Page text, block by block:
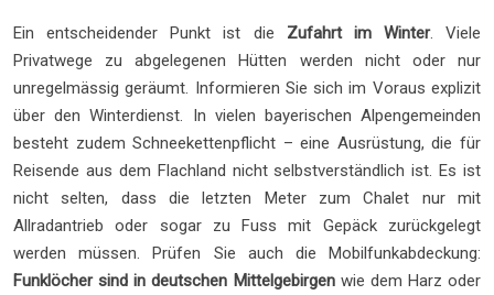
Ein entscheidender Punkt ist die Zufahrt im Winter. Viele
Privatwege zu abgelegenen Hütten werden nicht oder nur
unregelmässig geräumt. Informieren Sie sich im Voraus explizit
über den Winterdienst. In vielen bayerischen Alpengemeinden
besteht zudem Schneekettenpflicht – eine Ausrüstung, die für
Reisende aus dem Flachland nicht selbstverständlich ist. Es ist
nicht selten, dass die letzten Meter zum Chalet nur mit
Allradantrieb oder sogar zu Fuss mit Gepäck zurückgelegt
werden müssen. Prüfen Sie auch die Mobilfunkabdeckung:
Funklöcher sind in deutschen Mittelgebirgenwie dem Harz oder